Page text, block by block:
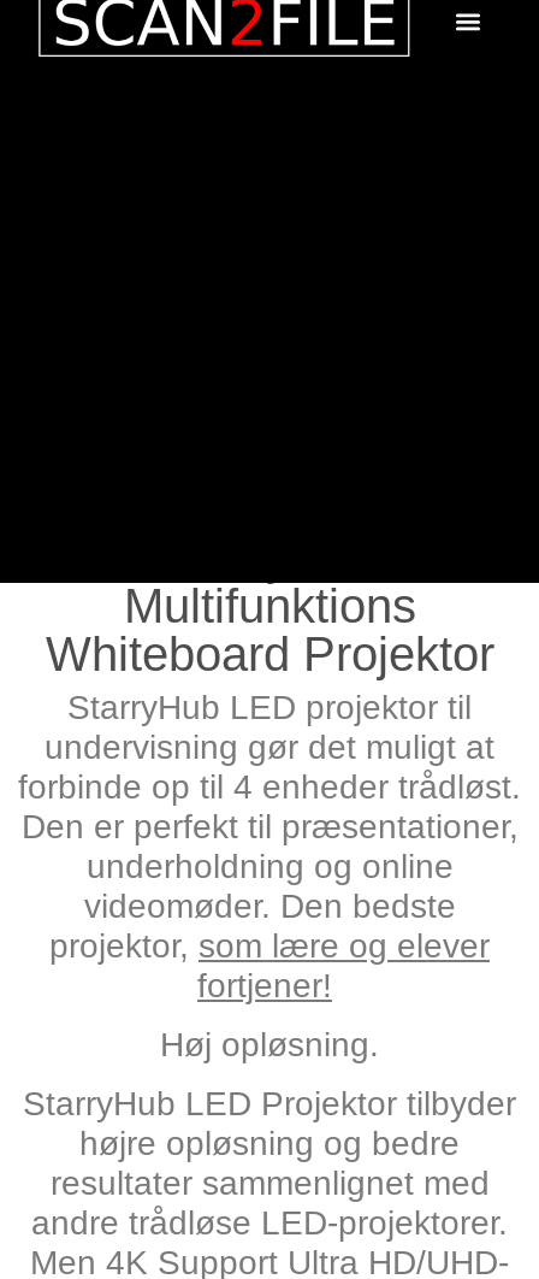
Multifunktions
Whiteboard Projektor
StarryHub LED projektor til
undervisning gør det muligt at
forbinde op til 4 enheder trådløst.
Den er perfekt til præsentationer,
underholdning og online
videomøder. Den bedste
projektor, som lære og elever
fortjener!
Høj opløsning.
StarryHub LED Projektor tilbyder
højre opløsning og bedre
resultater sammenlignet med
andre trådløse LED-projektorer.
Men 4K Support Ultra HD/UHD-